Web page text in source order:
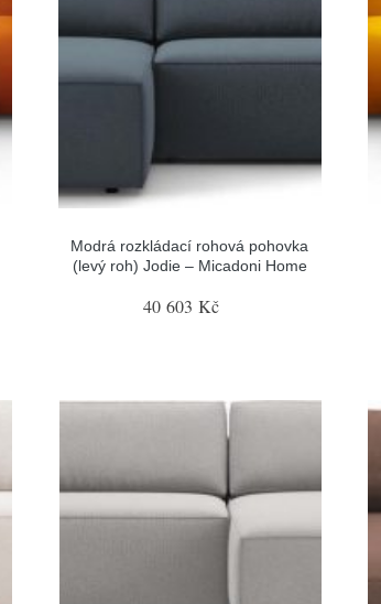
Modrá rozkládací rohová pohovka
(levý roh) Jodie – Micadoni Home
40 603 Kč